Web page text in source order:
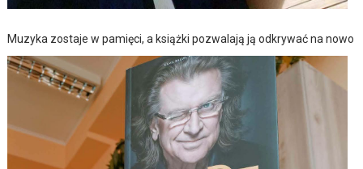
Muzyka zostaje w pamięci, a książki pozwalają ją odkrywać na nowo